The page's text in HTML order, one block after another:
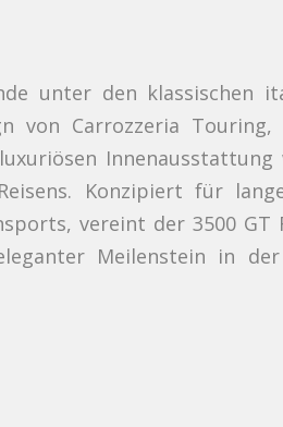
unter den klassischen
von Carrozzeria
Konzipiert für
vereint der 3500
Meilenstein in der